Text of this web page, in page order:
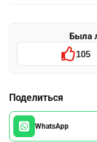
Была
105
Поделиться
WhatsApp